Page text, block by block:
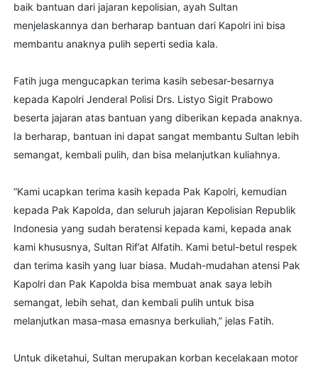
baik bantuan dari jajaran kepolisian, ayah Sultan
menjelaskannya dan berharap bantuan dari Kapolri ini bisa
membantu anaknya pulih seperti sedia kala.
Fatih juga mengucapkan terima kasih sebesar-besarnya
kepada Kapolri Jenderal Polisi Drs. Listyo Sigit Prabowo
beserta jajaran atas bantuan yang diberikan kepada anaknya.
Ia berharap, bantuan ini dapat sangat membantu Sultan lebih
semangat, kembali pulih, dan bisa melanjutkan kuliahnya.
“Kami ucapkan terima kasih kepada Pak Kapolri, kemudian
kepada Pak Kapolda, dan seluruh jajaran Kepolisian Republik
Indonesia yang sudah beratensi kepada kami, kepada anak
kami khususnya, Sultan Rif’at Alfatih. Kami betul-betul respek
dan terima kasih yang luar biasa. Mudah-mudahan atensi Pak
Kapolri dan Pak Kapolda bisa membuat anak saya lebih
semangat, lebih sehat, dan kembali pulih untuk bisa
melanjutkan masa-masa emasnya berkuliah,” jelas Fatih.
Untuk diketahui, Sultan merupakan korban kecelakaan motor